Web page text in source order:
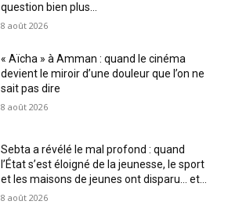
question bien plus...
8 août 2026
« Aïcha » à Amman : quand le cinéma
devient le miroir d’une douleur que l’on ne
sait pas dire
8 août 2026
Sebta a révélé le mal profond : quand
l’État s’est éloigné de la jeunesse, le sport
et les maisons de jeunes ont disparu… et...
8 août 2026